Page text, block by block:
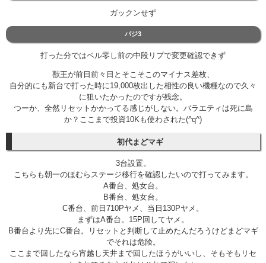
ガックンせず
バジ3
打った分ではベル零し前の中段リプで変更確認できず
獣王が前日前々日とそこそこのマイナス差枚、
自分的にも新台で打った時に19,000枚出した相性の良い機種なので久々
に狙いたかったのですが残念。
つーか、全然リセットかかってる感じがしない。バラエティは死に島
か？ここまで投資10Kも使わされた(^q^)
初代まどマギ
3台設置。
こちらも朝一のほむらステージ移行を確認したいので打ってみます。
A番台、処女台。
B番台、処女台。
C番台、前日710Pヤメ、当日130Pヤメ。
まずはA番台。15P回してヤメ。
B番台より先にC番台。リセットと判断して止めたんだろうけどまどマギ
でそれは危険。
ここまで回したなら宵越し天井まで回したほうがいいし、そもそもリセ